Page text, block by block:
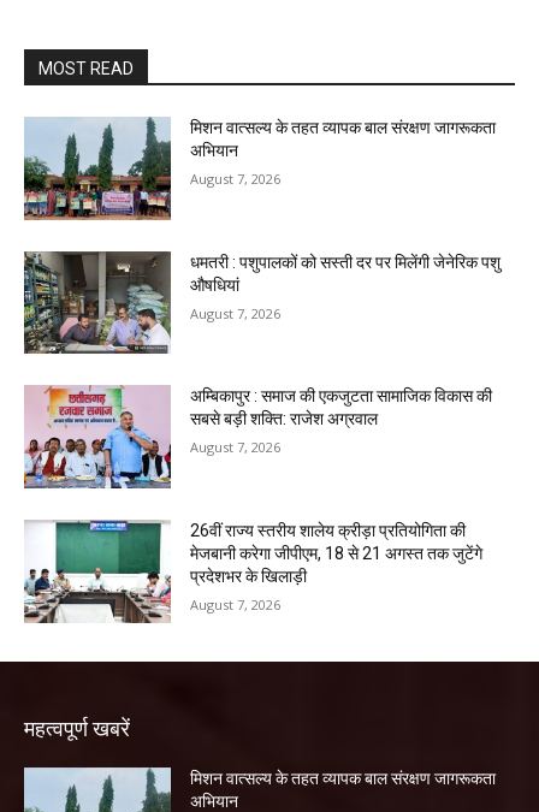
MOST READ
मिशन वात्सल्य के तहत व्यापक बाल संरक्षण जागरूकता
अभियान
August 7, 2026
धमतरी : पशुपालकों को सस्ती दर पर मिलेंगी जेनेरिक पशु
औषधियां
August 7, 2026
अम्बिकापुर : समाज की एकजुटता सामाजिक विकास की
सबसे बड़ी शक्ति: राजेश अग्रवाल
August 7, 2026
26वीं राज्य स्तरीय शालेय क्रीड़ा प्रतियोगिता की
मेजबानी करेगा जीपीएम, 18 से 21 अगस्त तक जुटेंगे
प्रदेशभर के खिलाड़ी
August 7, 2026
महत्वपूर्ण खबरें
मिशन वात्सल्य के तहत व्यापक बाल संरक्षण जागरूकता
अभियान